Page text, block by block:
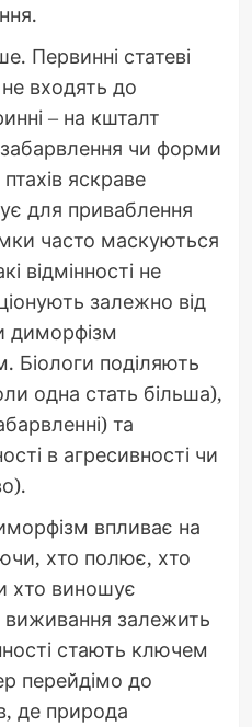
Первинні статеві
входять до
– на кшталт
чи форми
яскраве
для приваблення
часто маскуються
відмінності не
залежно від
диморфізм
Біологи поділяють
одна стать більша),
та
в агресивності чи
впливає на
хто полює, хто
хто виношує
виживання залежить
стають ключем
перейдімо до
де природа